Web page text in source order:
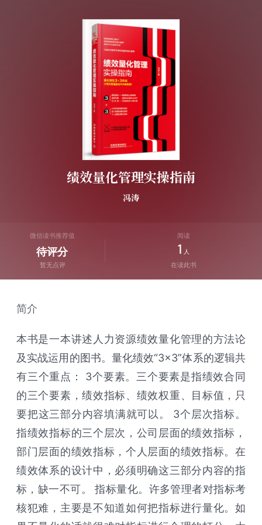
绩效量化管理实操指南
冯涛
微信读书推荐值
待评分
暂无点评
阅读
1 人
在读此书
简介
本书是一本讲述人力资源绩效量化管理的方法论
及实战运用的图书。量化绩效“3×3”体系的逻辑共
有三个重点： 3个要素。三个要素是指绩效合同
的三个要素，绩效指标、绩效权重、目标值，只
要把这三部分内容填满就可以。 3个层次指标。
指绩效指标的三个层次，公司层面的绩效指标，
部门层面的绩效指标，个人层面的绩效指标。在
绩效体系的设计中，必须明确这三部分内容的指
标，缺一不可。 指标量化。许多管理者对指标考
核犯难，主要是不知道如何把指标进行量化。如